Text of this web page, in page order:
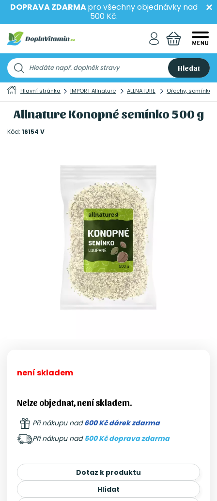
DOPRAVA ZDARMApro všechny objednávky nad
500 Kč.
Hledat
Hlavní stránka IMPORT Allnature ALLNATURE Ořechy, semínka
Allnature Konopné semínko 500 g
Kód: 16154 V
není skladem
Nelze objednat, není skladem.
Při nákupu nad600 Kč dárek zdarma
Při nákupu nad 500 Kč doprava zdarma
Dotaz k produktu
Hlídat